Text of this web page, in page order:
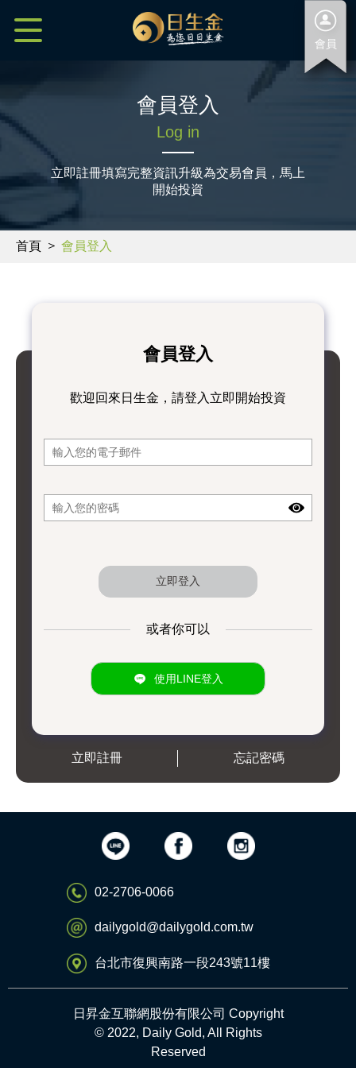
會員
會員登入
Log in
立即註冊填寫完整資訊升級為交易會員，馬上
開始投資
首頁 會員登入
會員登入
歡迎回來日生金，請登入立即開始投資
或者你可以
使用LINE登入
立即註冊 忘記密碼
02-2706-0066
dailygold@dailygold.com.tw
台北市復興南路一段243號11樓
日昇金互聯網股份有限公司 Copyright
© 2022, Daily Gold, All Rights
Reserved